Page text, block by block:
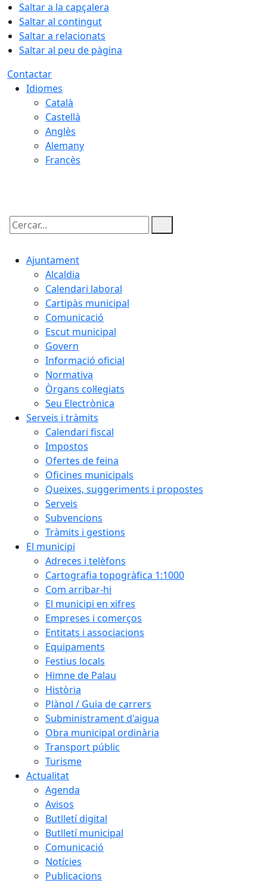
Saltar a la capçalera
Saltar al contingut
Saltar a relacionats
Saltar al peu de pàgina
Contactar
Idiomes
Català
Castellà
Anglès
Alemany
Francès
Cercar:
Ajuntament
Alcaldia
Calendari laboral
Cartipàs municipal
Comunicació
Escut municipal
Govern
Informació oficial
Normativa
Òrgans col·legiats
Seu Electrònica
Serveis i tràmits
Calendari fiscal
Impostos
Ofertes de feina
Oficines municipals
Queixes, suggeriments i propostes
Serveis
Subvencions
Tràmits i gestions
El municipi
Adreces i telèfons
Cartografia topogràfica 1:1000
Com arribar-hi
El municipi en xifres
Empreses i comerços
Entitats i associacions
Equipaments
Festius locals
Himne de Palau
Història
Plànol / Guia de carrers
Subministrament d'aigua
Obra municipal ordinària
Transport públic
Turisme
Actualitat
Agenda
Avisos
Butlletí digital
Butlletí municipal
Comunicació
Notícies
Publicacions